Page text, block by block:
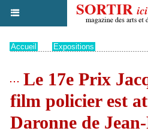
Accueil Expositions
Le 17e Prix
film policier est
Daronne de